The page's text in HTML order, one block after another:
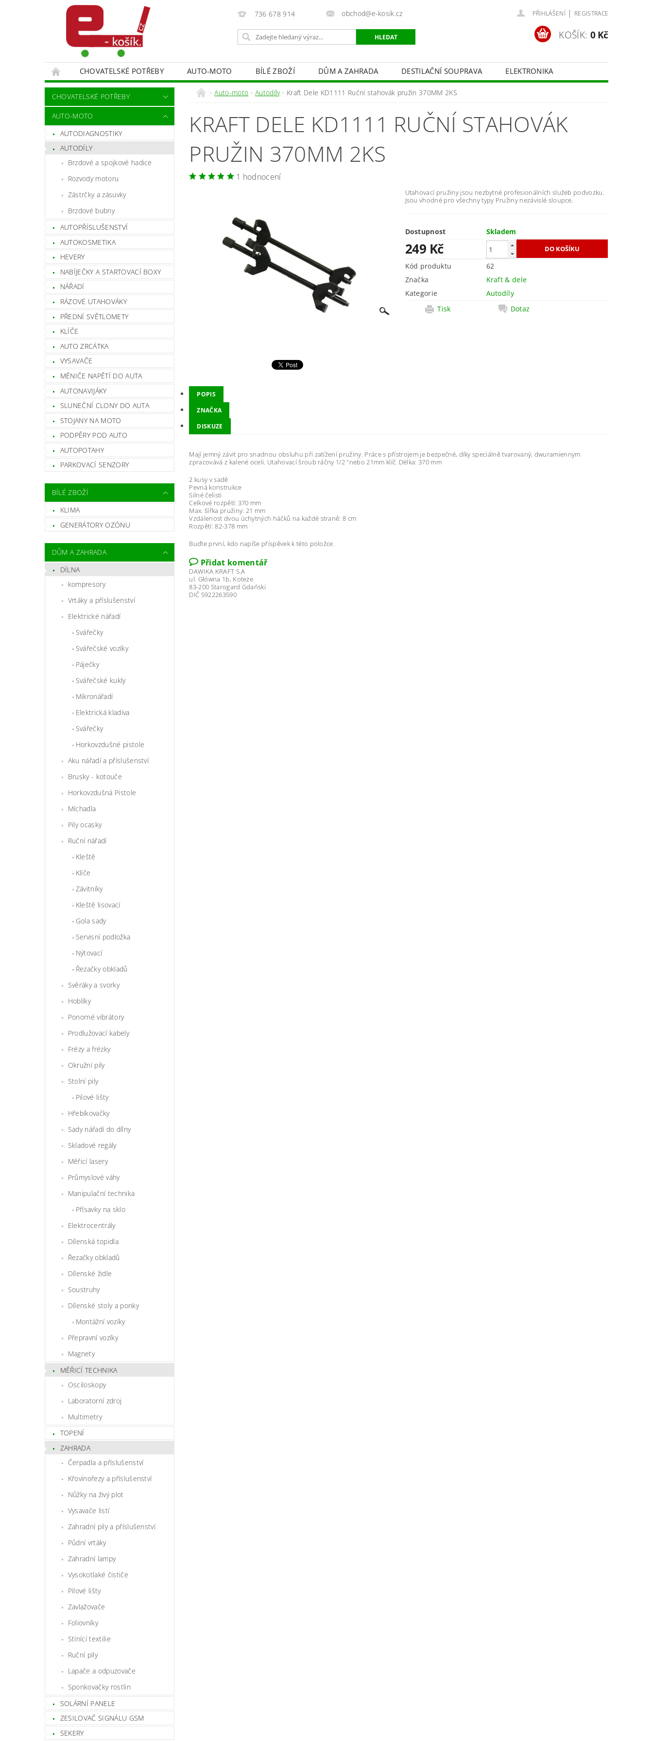
736 678 914 obchod@e-kosik.cz PŘIHLÁŠENÍ | REGISTRACE
KOŠÍK: 0 Kč
CHOVATELSKÉ POTŘEBY AUTO-MOTO BÍLÉ ZBOŽÍ DŮM A ZAHRADA DESTILAČNÍ SOUPRAVA
ELEKTRONIKA
MALÍŘSKÉ NÁŘADÍ DOPLŇKY
MONITOROVACÍ TECHNIKA A ALARMY OSVĚTLENÍ
STUDIOVÁ FOTOTECHNIKA
SPORT A TURISTIKA
DĚTSKÉ ZBOŽÍ
CHOVATELSKÉ POTŘEBY
AUTO-MOTO
AUTODIAGNOSTIKY
AUTODÍLY
Brzdové a spojkové hadice
Rozvody motoru
Zástrčky a zásuvky
Brzdové bubny
AUTOPŘÍSLUŠENSTVÍ
AUTOKOSMETIKA
HEVERY
NABÍJEČKY A STARTOVACÍ BOXY
NÁŘADÍ
RÁZOVÉ UTAHOVÁKY
PŘEDNÍ SVĚTLOMETY
KLÍČE
AUTO ZRCÁTKA
VYSAVAČE
MĚNIČE NAPĚTÍ DO AUTA
AUTONAVIJÁKY
SLUNEČNÍ CLONY DO AUTA
STOJANY NA MOTO
PODPĚRY POD AUTO
AUTOPOTAHY
PARKOVACÍ SENZORY
BÍLÉ ZBOŽÍ
KLIMA
GENERÁTORY OZÓNU
DŮM A ZAHRADA
DÍLNA
kompresory
Vrtáky a příslušenství
Elektrické nářadí
Svářečky
Svářečské vozíky
Páječky
Svářečské kukly
Mikronářadí
Elektrická kladiva
Svářečky
Horkovzdušné pistole
Aku nářadí a příslušenství
Brusky - kotouče
Horkovzdušná Pistole
Míchadla
Pily ocasky
Ruční nářadí
Kleště
Klíče
Závitníky
Kleště lisovací
Gola sady
Servisní podložka
Nýtovací
Řezačky obkladů
Svěráky a svorky
Hoblíky
Ponorné vibrátory
Prodlužovací kabely
Frézy a frézky
Okružní pily
Stolní pily
Pilové lišty
Hřebíkovačky
Sady nářadí do dílny
Skladové regály
Měřicí lasery
Průmyslové váhy
Manipulační technika
Přísavky na sklo
Elektrocentrály
Dílenská topidla
Řezačky obkladů
Dílenské židle
Soustruhy
Dílenské stoly a ponky
Montážní vozíky
Přepravní vozíky
Magnety
MĚŘICÍ TECHNIKA
Osciloskopy
Laboratorní zdroj
Multimetry
TOPENÍ
ZAHRADA
Čerpadla a příslušenství
Křovinořezy a příslušenství
Nůžky na živý plot
Vysavače listí
Zahradní pily a příslušenství
Půdní vrtáky
Zahradní lampy
Vysokotlaké čističe
Pilové lišty
Zavlažovače
Foliovníky
Stínící textilie
Ruční pily
Lapače a odpuzovače
Sponkovačky rostlin
SOLÁRNÍ PANELE
ZESILOVAČ SIGNÁLU GSM
SEKERY
Auto-moto Autodíly Kraft Dele KD1111 Ruční stahovák pružin 370MM 2KS
KRAFT DELE KD1111 RUČNÍ STAHOVÁK
PRUŽIN 370MM 2KS
1 hodnocení
Utahovací pružiny jsou nezbytné profesionálních služeb podvozku.
Jsou vhodné pro všechny typy Pružiny nezávislé sloupce.
Dostupnost Skladem
249 Kč
Kód produktu
62
Značka
Kraft & dele
Kategorie
Autodíly
Tisk
Dotaz
POPIS
ZNAČKA
DISKUZE
Mají jemný závit pro snadnou obsluhu při zatížení pružiny. Práce s přístrojem je bezpečné, díky speciálně tvarovaný, dwuramiennym
zpracovává z kalené oceli. Utahovací šroub ráčny 1/2 "nebo 21mm klíč. Délka: 370 mm
2 kusy v sadě
Pevná konstrukce
Silné čelisti
Celkové rozpětí: 370 mm
Max. šířka pružiny: 21 mm
Vzdálenost dvou úchytných háčků na každé straně: 8 cm
Rozpětí: 82-378 mm
Buďte první, kdo napíše příspěvek k této položce.
Přidat komentář
DAWIKA KRAFT S.A
ul. Główna 1b, Koteże
83-200 Starogard Gdański
DIČ 5922263590